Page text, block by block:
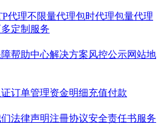
代理不限量代理包时代理包量代理
定制服务
帮助中心解决方案风控公示网站地
订单管理资金明细充值付款
法律声明注冊协议安全责任书服务